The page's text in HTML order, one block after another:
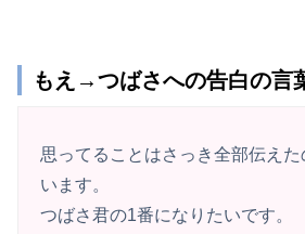
もえ→つばさへの告白の言
思ってることはさっき全部伝え
います。
つばさ君の1番になりたいです。